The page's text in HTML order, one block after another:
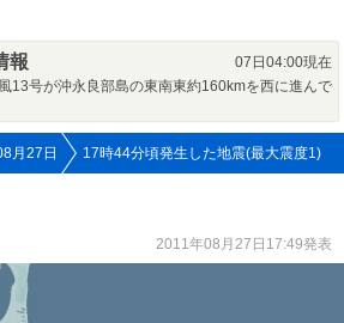
報
07日04:00現在
13号が沖永良部島の東南東約160kmを西に進んで
月27日 17時44分頃発生した地震(最大震度1)
2011年08月27日17:49発表